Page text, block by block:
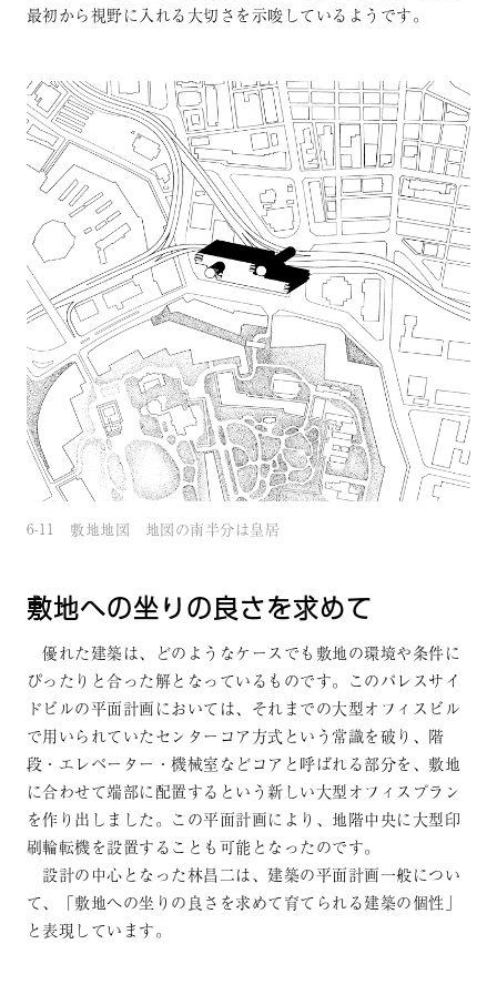
最初から視野に入れる大切さを示唆しているようです。
6-11 敷地地図 地図の南半分は皇居
敷地への坐りの良さを求めて
優れた建築は、どのようなケースでも敷地の環境や条件に
ぴったりと合った解となっているものです。このパレスサイ
ドビルの平面計画においては、それまでの大型オフィスビル
で用いられていたセンターコア方式という常識を破り、階
段・エレベーター・機械室などコアと呼ばれる部分を、敷地
に合わせて端部に配置するという新しい大型オフィスプラン
を作り出しました。この平面計画により、地階中央に大型印
刷輪転機を設置することも可能となったのです。
設計の中心となった林昌二は、建築の平面計画一般につい
て、「敷地への坐りの良さを求めて育てられる建築の個性」
と表現しています。